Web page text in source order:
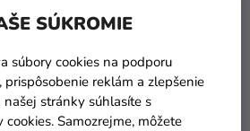
SÚKROMIE
súbory cookies na podporu
reklám a zlepšenie
našej stránky súhlasíte s
cookies. Samozrejme, môžete
33 cm
0,20 €
DO KOŠÍKA